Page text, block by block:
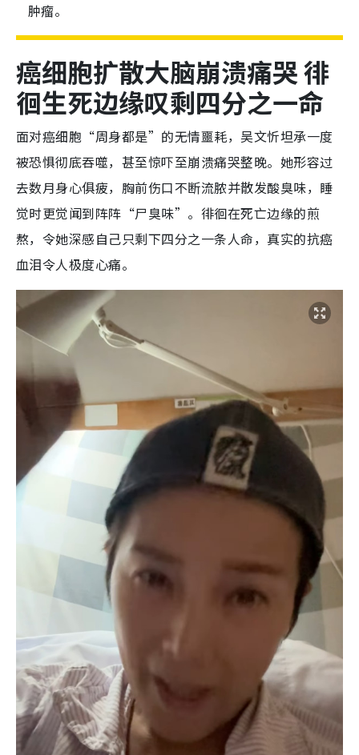
肿瘤。
癌细胞扩散大脑崩溃痛哭 徘
徊生死边缘叹剩四分之一命
面对癌细胞“周身都是”的无情噩耗，吴文忻坦承一度
被恐惧彻底吞噬，甚至惊吓至崩溃痛哭整晚。她形容过
去数月身心俱疲，胸前伤口不断流脓并散发酸臭味，睡
觉时更觉闻到阵阵“尸臭味”。徘徊在死亡边缘的煎
熬，令她深感自己只剩下四分之一条人命，真实的抗癌
血泪令人极度心痛。